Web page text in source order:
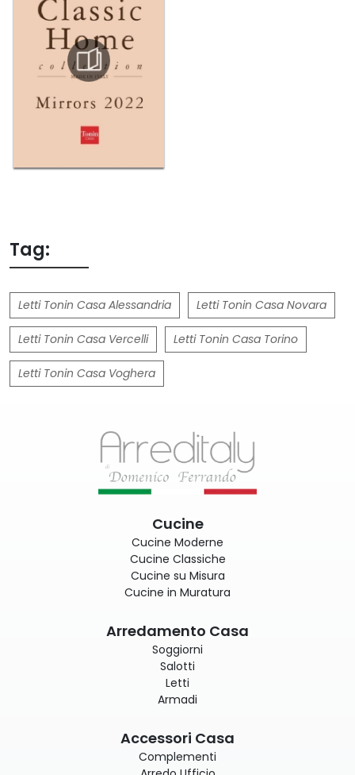
Tag:
Letti Tonin Casa Alessandria Letti Tonin Casa Novara
Letti Tonin Casa Vercelli Letti Tonin Casa Torino
Letti Tonin Casa Voghera
Cucine
Cucine Moderne
Cucine Classiche
Cucine su Misura
Cucine in Muratura
Arredamento Casa
Soggiorni
Salotti
Letti
Armadi
Accessori Casa
Complementi